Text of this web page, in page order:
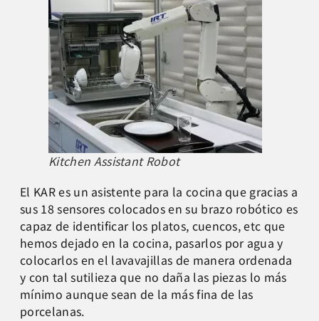
Kitchen Assistant Robot
El KAR es un asistente para la cocina que gracias a
sus 18 sensores colocados en su brazo robótico es
capaz de identificar los platos, cuencos, etc que
hemos dejado en la cocina, pasarlos por agua y
colocarlos en el lavavajillas de manera ordenada
y con tal sutilieza que no daña las piezas lo más
mínimo aunque sean de la más fina de las
porcelanas.